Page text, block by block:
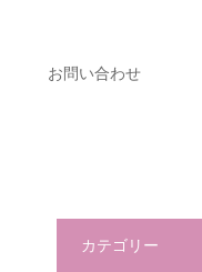
お問い合わせ
カテゴリー